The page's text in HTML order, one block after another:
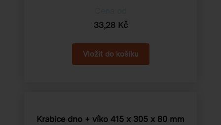
33,28 Kč
Krabice dno + víko 415 x 305 x 80 mm